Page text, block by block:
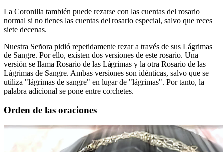
La Coronilla también puede rezarse con las cuentas del rosario
normal si no tienes las cuentas del rosario especial, salvo que reces
siete decenas.
Nuestra Señora pidió repetidamente rezar a través de sus Lágrimas
de Sangre. Por ello, existen dos versiones de este rosario. Una
versión se llama Rosario de las Lágrimas y la otra Rosario de las
Lágrimas de Sangre. Ambas versiones son idénticas, salvo que se
utiliza "lágrimas de sangre" en lugar de "lágrimas". Por tanto, la
palabra adicional se pone entre corchetes.
Orden de las oraciones